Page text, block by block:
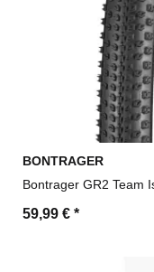
BONTRAGER
Bontrager GR2 Team
59,99 € *